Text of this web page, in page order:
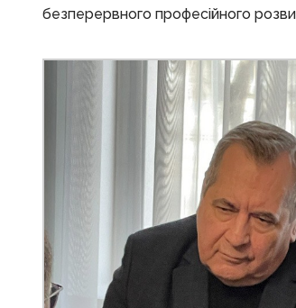
безперервного професійного